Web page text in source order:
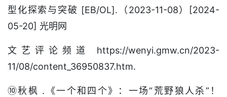
型化探索与突破 [EB/OL].（2023-11-08）[2024-
05-20] 光明网
文艺评论频道 https://wenyi.gmw.cn/2023-
11/08/content_36950837.htm.
⑩秋枫 .《一个和四个》：一场“荒野狼人杀”！